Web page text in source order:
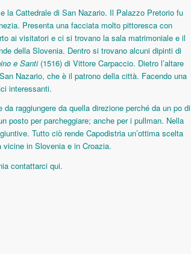
la Cattedrale di San Nazario. Il Palazzo Pretorio fu
Presenta una facciata molto pittoresca con
ai visitatori e ci si trovano la sala matrimoniale e il
della Slovenia. Dentro si trovano alcuni dipinti di
e Santi(1516) di Vittore Carpaccio. Dietro l’altare
Nazario, che è il patrono della città. Facendo una
interessanti.
raggiungere da quella direzione perché da un po di
posto per parcheggiare; anche per i pullman. Nella
Tutto ciò rende Capodistria un’ottima scelta
in Slovenia e in Croazia.
contattarci qui.